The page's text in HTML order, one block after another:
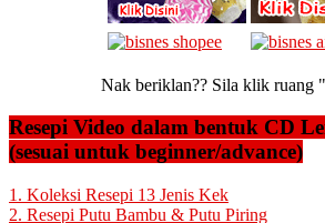
Nak beriklan?? Sila klik ruang
Resepi Video dalam bentuk CD
(sesuai untuk beginner/advance)
1. Koleksi Resepi 13 Jenis Kek
2. Resepi Putu Bambu & Putu Piring